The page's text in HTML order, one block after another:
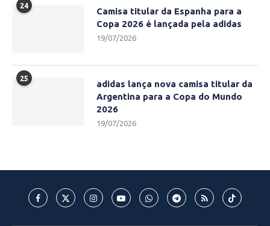
24
Camisa titular da Espanha para a
Copa 2026 é lançada pela adidas
19/07/2026
25
adidas lança nova camisa titular da
Argentina para a Copa do Mundo
2026
19/07/2026